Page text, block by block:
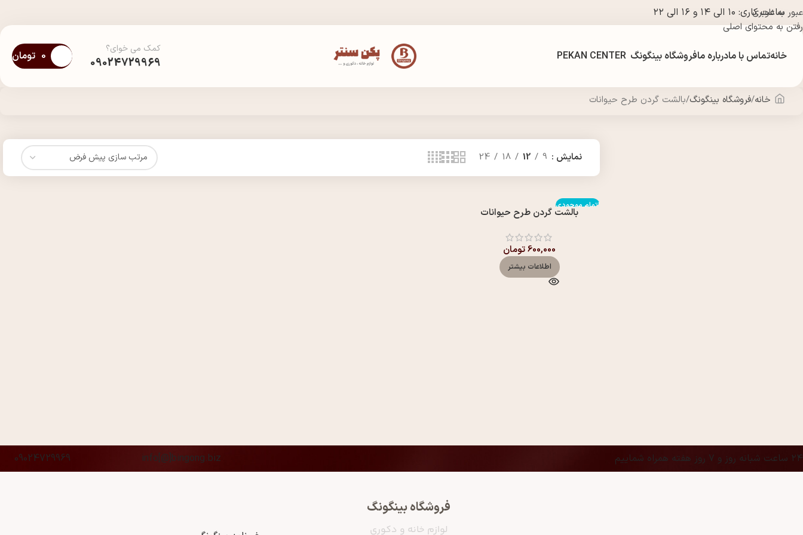
عبور به ناوبری
رفتن به محتوای اصلی
ساعت کاری: ۱۰ الی ۱۴ و ۱۶ الی ۲۲
خانهتماس با مادرباره مافروشگاه بینگونگ PEKAN CENTER
کمک می خوای؟
09024729969
0 تومان
خانه فروشگاه بینگونگ بالشت گردن طرح حیوانات
نمایش 9
12
18
24
اتمام موجودی
بالشت گردن طرح حیوانات
600,000تومان
اطلاعات بیشتر
۲۴ ساعت شبانه روز و ۷ روز هفته همراه شماییم info[@]bingong.biz
09024729969
فروشگاه بینگونگ
لوازم خانه و دکوری